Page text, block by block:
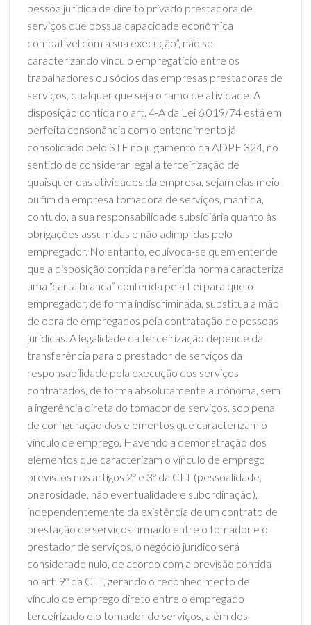
pessoa jurídica de direito privado prestadora de
serviços que possua capacidade econômica
compatível com a sua execução”, não se
caracterizando vínculo empregatício entre os
trabalhadores ou sócios das empresas prestadoras de
serviços, qualquer que seja o ramo de atividade. A
disposição contida no art. 4-A da Lei 6.019/74 está em
perfeita consonância com o entendimento já
consolidado pelo STF no julgamento da ADPF 324, no
sentido de considerar legal a terceirização de
quaisquer das atividades da empresa, sejam elas meio
ou fim da empresa tomadora de serviços, mantida,
contudo, a sua responsabilidade subsidiária quanto às
obrigações assumidas e não adimplidas pelo
empregador. No entanto, equivoca-se quem entende
que a disposição contida na referida norma caracteriza
uma “carta branca” conferida pela Lei para que o
empregador, de forma indiscriminada, substitua a mão
de obra de empregados pela contratação de pessoas
jurídicas. A legalidade da terceirização depende da
transferência para o prestador de serviços da
responsabilidade pela execução dos serviços
contratados, de forma absolutamente autônoma, sem
a ingerência direta do tomador de serviços, sob pena
de configuração dos elementos que caracterizam o
vínculo de emprego. Havendo a demonstração dos
elementos que caracterizam o vínculo de emprego
previstos nos artigos 2º e 3º da CLT (pessoalidade,
onerosidade, não eventualidade e subordinação),
independentemente da existência de um contrato de
prestação de serviços firmado entre o tomador e o
prestador de serviços, o negócio jurídico será
considerado nulo, de acordo com a previsão contida
no art. 9º da CLT, gerando o reconhecimento de
vínculo de emprego direto entre o empregado
terceirizado e o tomador de serviços, além dos